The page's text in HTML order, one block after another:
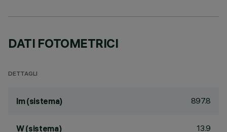
DATI FOTOMETRICI
DETTAGLI
lm (sistema) 897.8
W (sistema) 13.9